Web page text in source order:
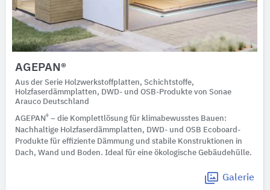
AGEPAN®
Aus der Serie Holzwerkstoffplatten, Schichtstoffe,
Holzfaserdämmplatten, DWD- und OSB-Produkte von Sonae
Arauco Deutschland
AGEPAN ® – die Komplettlösung für klimabewusstes Bauen:
Nachhaltige Holzfaserdämmplatten, DWD- und OSB Ecoboard-
Produkte für effiziente Dämmung und stabile Konstruktionen in
Dach, Wand und Boden. Ideal für eine ökologische Gebäudehülle.
Galerie